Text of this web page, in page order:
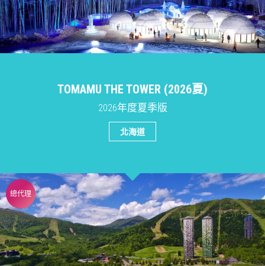
TOMAMU THE TOWER (2026夏)
2026年度夏季版
北海道
總代理